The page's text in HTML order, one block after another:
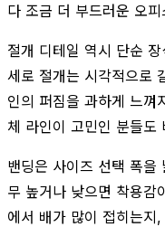
다 조금 더 부드러운 오
절개 디테일 역시 단순
세로 절개는 시각적으로
인의 퍼짐을 과하게 느껴
체 라인이 고민인 분들도
밴딩은 사이즈 선택 폭을
무 높거나 낮으면 착용감
에서 배가 많이 접히는지